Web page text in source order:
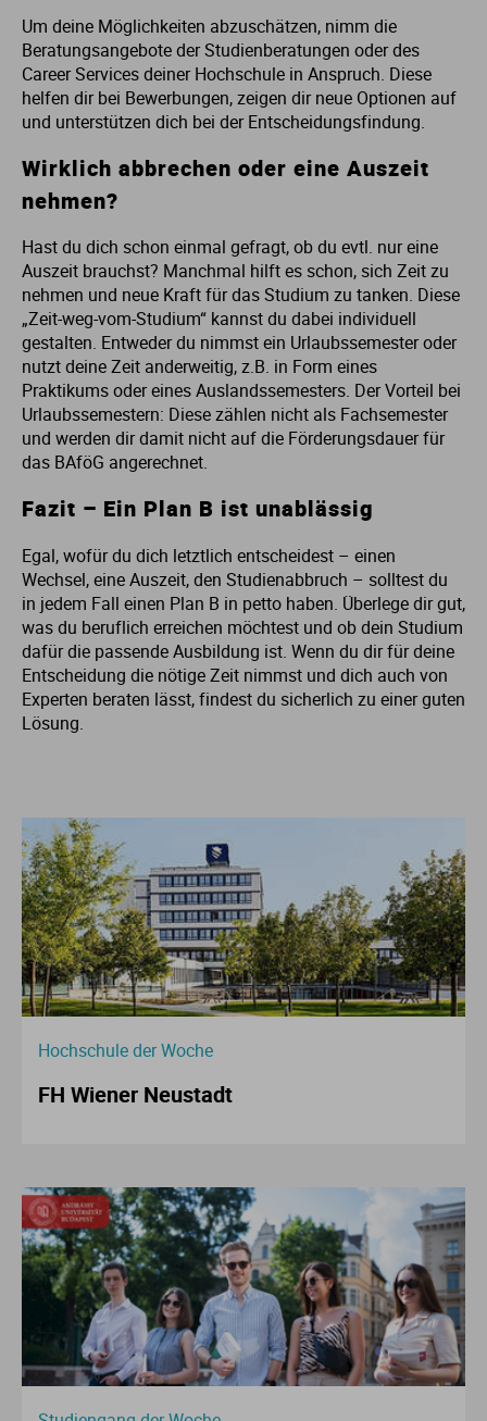
Um deine Möglichkeiten abzuschätzen, nimm die
Beratungsangebote der Studienberatungen oder des
Career Services deiner Hochschule in Anspruch. Diese
helfen dir bei Bewerbungen, zeigen dir neue Optionen auf
und unterstützen dich bei der Entscheidungsfindung.
Wirklich abbrechen oder eine Auszeit
nehmen?
Hast du dich schon einmal gefragt, ob du evtl. nur eine
Auszeit brauchst? Manchmal hilft es schon, sich Zeit zu
nehmen und neue Kraft für das Studium zu tanken. Diese
„Zeit-weg-vom-Studium“ kannst du dabei individuell
gestalten. Entweder du nimmst ein Urlaubssemester oder
nutzt deine Zeit anderweitig, z.B. in Form eines
Praktikums oder eines Auslandssemesters. Der Vorteil bei
Urlaubssemestern: Diese zählen nicht als Fachsemester
und werden dir damit nicht auf die Förderungsdauer für
das BAföG angerechnet.
Fazit – Ein Plan B ist unablässig
Egal, wofür du dich letztlich entscheidest – einen
Wechsel, eine Auszeit, den Studienabbruch – solltest du
in jedem Fall einen Plan B in petto haben. Überlege dir gut,
was du beruflich erreichen möchtest und ob dein Studium
dafür die passende Ausbildung ist. Wenn du dir für deine
Entscheidung die nötige Zeit nimmst und dich auch von
Experten beraten lässt, findest du sicherlich zu einer guten
Lösung.
Hochschule der Woche
FH Wiener Neustadt